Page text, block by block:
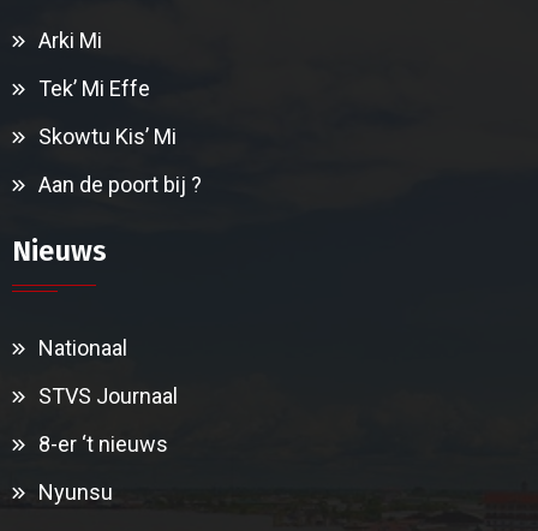
Arki Mi
Tek’ Mi Effe
Skowtu Kis’ Mi
Aan de poort bij ?
Nieuws
Nationaal
STVS Journaal
8-er ‘t nieuws
Nyunsu